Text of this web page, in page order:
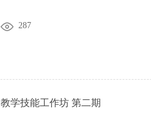
287
教学技能工作坊 第二期